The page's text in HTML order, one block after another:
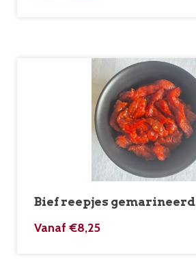
Bief reepjes gemarineerd
Vanaf €8,25